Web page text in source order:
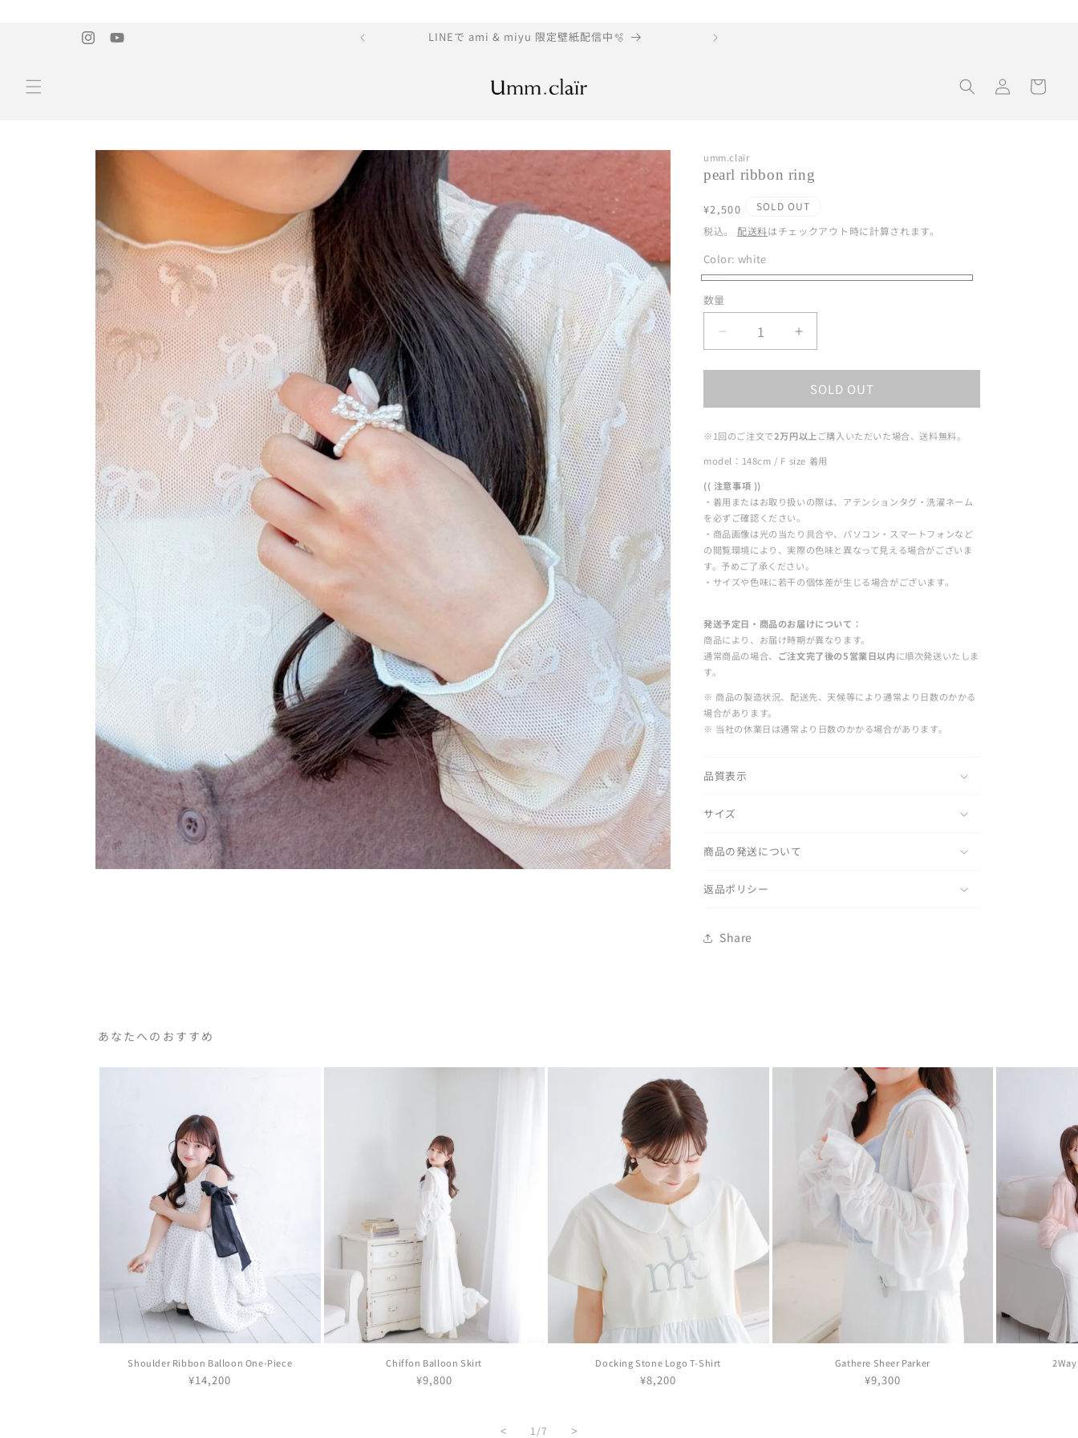
InstagramYouTube
LINEで ami & miyu 限定壁紙配信中🫧
グ
イ
ー
商品情
umm.claïr
pearl ribbon ring
通
常
価
格
¥2,500
SOLD OUT
税込。 配送料はチェックアウト時に計算されます。
Color: white
リ
ー
は
売
り
切
れ
て
い
か
販
売
で
き
ま
ん
数
数量
ribbon
ring
数
量
減
ら
す
pearl
ribbon
ring
の
数
量
増
す
SOLD OUT
※1回のご注文で2万円以上 ご購入いただいた場合、送料無料。
model：148cm / F size 着用
(( 注意事項 ))
・着用またはお取り扱いの際は、アテンションタグ・洗濯ネーム
を必ずご確認ください。
・商品画像は光の当たり具合や、パソコン・スマートフォンなど
の閲覧環境により、実際の色味と異なって見える場合がございま
す。予めご了承ください。
・サイズや色味に若干の個体差が生じる場合がございます。
発送予定日・商品のお届けについて：
商品により、お届け時期が異なります。
通常商品の場合、 ご注文完了後の5営業日以内に順次発送いたしま
す。
※ 商品の製造状況、配送先、天候等により通常より日数のかかる
場合があります。
※ 当社の休業日は通常より日数のかかる場合があります。
品質表示
サイズ
商品の発送について
返品ポリシー
Share
あなたへのおすすめ
Shoulder Ribbon Balloon One-Piece
通
¥14,200
Chiffon Balloon Skirt
通
¥9,800
Docking Stone Logo T-Shirt
通
¥8,200
Gathere Sheer Parker
通
¥9,300
< 1 /の
7 >